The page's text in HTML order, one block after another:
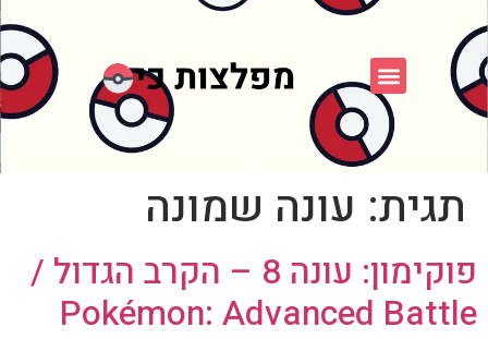
תגית: עונה שמונה
פוקימון: עונה 8 – הקרב הגדול /
Pokémon: Advanced Battle